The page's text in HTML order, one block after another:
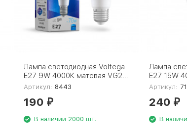
Лампа светодиодная Voltega
E27 9W 4000К матовая VG2-
A2E27cold9W 8443
Артикул: 8443
190₽
В наличии 2000 шт.
Лампа
E27 15W
Артикул:
240 ₽
В